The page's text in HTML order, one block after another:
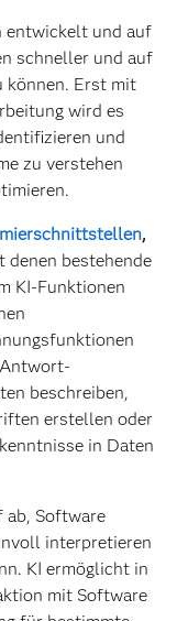
entwickelt und auf
schneller und auf
können. Erst mit
wird es
und
zu verstehen
,
denen bestehende
KI-Funktionen
beschreiben,
erstellen oder
in Daten
ab, Software
interpretieren
KI ermöglicht in
mit Software